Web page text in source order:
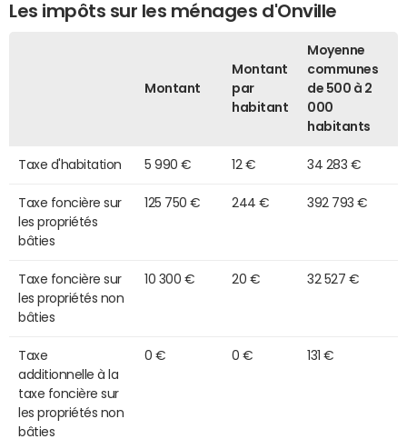
Les impôts sur les ménages d'Onville
Montant
Montant
par
habitant
Moyenne
communes
de 500 à 2
000
habitants
Taxe d'habitation 5 990 € 12 € 34 283 €
Taxe foncière sur
les propriétés
bâties
125 750 € 244 € 392 793 €
Taxe foncière sur
les propriétés non
bâties
10 300 € 20 € 32 527 €
Taxe
additionnelle à la
taxe foncière sur
les propriétés non
bâties
0 € 0 € 131 €